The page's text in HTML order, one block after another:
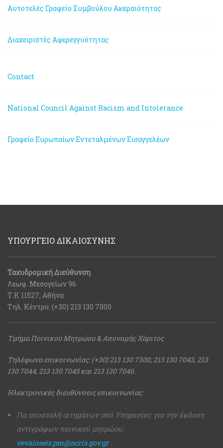
Αυτοτελές Γραφείο Συμβούλου Ακεραιότητας
Διαχειριστές Αφερεγγυότητας
Contact
National Council Against Racism and Intolerance
Γραφείο Ευρωπαίων Εντεταλμένων Εισαγγελέων
ΥΠΟΥΡΓΕΙΟ ΔΙΚΑΙΟΣΥΝΗΣ
Ταχυδρομική Διεύθυνση
Λεωφ. Μεσογείων 96
Τ.Κ 11527, Αθήνα
Τηλ. Κέντρο: (+30) 213 130 7000
Τμήμα Ποινικού Μητρώου & Απονομής Χάριτος
Τηλέφωνα επικοινωνίας: (+30) 213 130 7300, 213 130 7043, 213
130 7044, 213 130 7045 και 213 130 7046.
Ηλεκτρονικές διευθύνσεις επικοινωνίας:
Για αποστολή αιτημάτων από Υπηρεσίες για την έκδοση
αντιγράφων ποινικού μητρώου:
vevaioseis.pm@ncris.gov.gr.